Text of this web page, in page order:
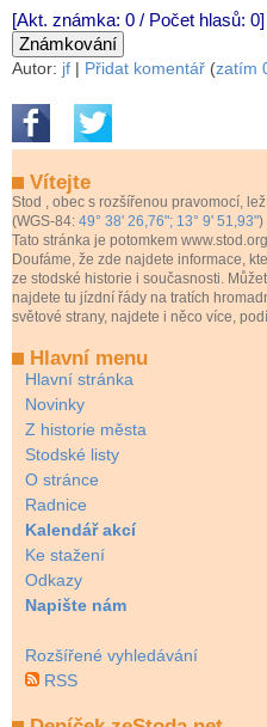
[Akt. známka: 0 / Počet hlasů: 0]
Autor: jf | Přidat komentář (zatím
Vítejte
Stod , obec s rozšířenou pravomocí,
(WGS-84: 49° 38' 26,76"; 13° 9' 51,93")
Tato stránka je potomkem
Doufáme, že zde najdete informace,
ze stodské historie i současnosti.
najdete tu jízdní řády na tratích
světové strany, najdete i něco více,
Hlavní menu
Hlavní stránka
Novinky
Z historie města
Stodské listy
O stránce
Radnice
Kalendář akcí
Ke stažení
Odkazy
Napište nám
Rozšířené vyhledávání
RSS